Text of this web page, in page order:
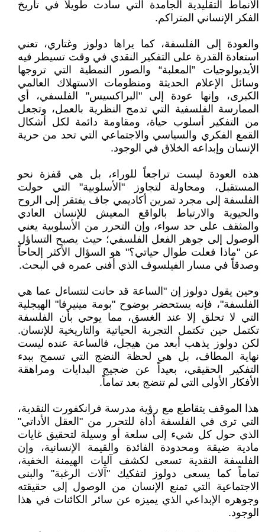
الأنماط التقليدية الجامدة التي سادت طويلاً في تاريخ
الفكر الإنساني المتراكم.
والعودة إلى الفلسفة، كما يراها دولوز وغتاري، تعني
استعادة القدرة على التفكير النقدي في وقت تسيطر فيه
الأيديولوجيات ”المعلبة“ والصور النمطية التي تروجها
وسائل الإعلام الحديثة ومنظومات الاستهلاك العالمي
الكبرى، وإنها عودة إلى "البراكسيس" الفلسفي، أي
الممارسة الفلسفية التي تدمج النظرية بالعمل، وتجعل
من التفكير أسلوب حياة، ومقاومة دائمة لكل أشكال
القمع الفكري والسياسي والاجتماعي التي تحد من حرية
الإنسان وإبداعه الخلاق في الوجود.
هذه العودة ليست تراجعاً للوراء، بل هي قفزة نحو
المستقبل، ومحاولة لتجاوز "الأسلوبية" التي حولت
الفلسفة إلى مجرد تمرين أكاديمي جاف يفتقر إلى الروح
والحيوية والارتباط بالواقع المعيش للإنسان العادي
والمثقف على حد سواء، وإن التحرر من الأسلوبية يعني
الوصول إلى جوهر الفعل الفلسفي؛ حيث يصبح التساؤل
عن "ماذا فعلت طوال حياتي؟" هو السؤال الأكثر إلحاحاً
وصدقاً في مسار الفيلسوف الذي أفنى عمره في البحث.
وحين يقول دولوز إن "الساعة قد حانت لنتساءل عما هي
الفلسفة"، فإنه يستحضر بوضوح "بومة مينيرفا" الهيجلية
التي لا تحلق إلا عند الغسق، مما يوحي بأن الفلسفة
تكتمل حين تكتمل التجربة الحياتية والتاريخية للإنسان.
لكن دولوز يذهب أبعد من هيجل، فالساعة عنده ليست
نهاية المطاف، بل هي لحظة النضج التي تسمح ببدء
التفكير الحقيقي، بعيداً عن ضجيج البدايات ومراهقة
الأفكار الأولى التي لم تنضج بعد تماماً.
هذا الموقف يتقاطع مع رؤية مدرسة فرانكفورت النقدية،
التي ترى في الفلسفة أداة للتحرر من "العقل الأداتي"
الذي حول كل شيء إلى سلعة أو وسيلة لتحقيق غايات
مادية ضيقة ومحدودة الفائدة والقيمة الإنسانية، وإن
الفلسفة النقدية تسعى لكشف آليات الهيمنة الخفية،
تماماً كما يسعى دولوز لتفكيك "آلات الرغبة" والبنى
الاجتماعية التي تمنع الإنسان من الوصول إلى حقيقته
وجوهره الإبداعي الذي يميزه عن سائر الكائنات في هذا
الوجود.